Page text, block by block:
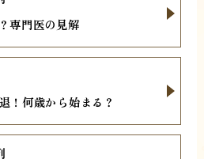
専門医の見解
！何歳から始まる？